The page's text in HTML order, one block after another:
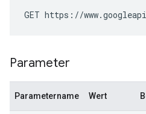
GET https://
Parameter
Parametername Wert